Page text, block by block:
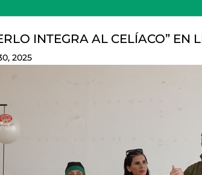
INTEGRA AL CELÍACO” EN
2025